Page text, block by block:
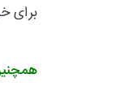
برای